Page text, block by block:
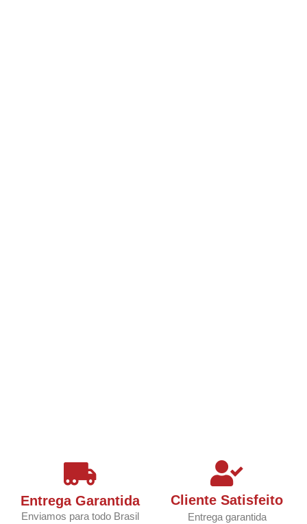
Entrega Garantida
Enviamos para todo Brasil
Cliente Satisfeito
Entrega garantida